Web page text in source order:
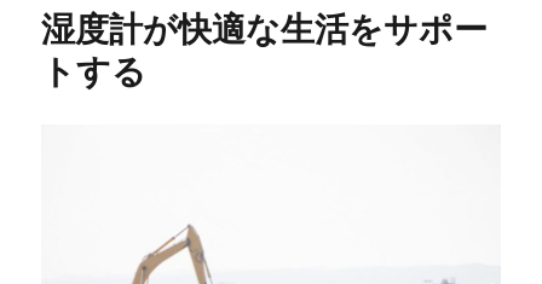
湿度計が快適な生活をサポー
トする